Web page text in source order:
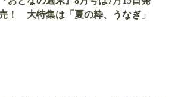
！ 大特集は「夏の粋、うなぎ」